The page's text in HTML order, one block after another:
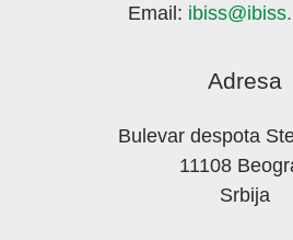
Email:
Adresa
Bulevar despota
11108
Srbija